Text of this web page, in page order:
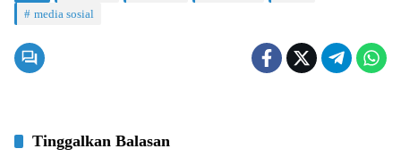
media sosial
Tinggalkan Balasan